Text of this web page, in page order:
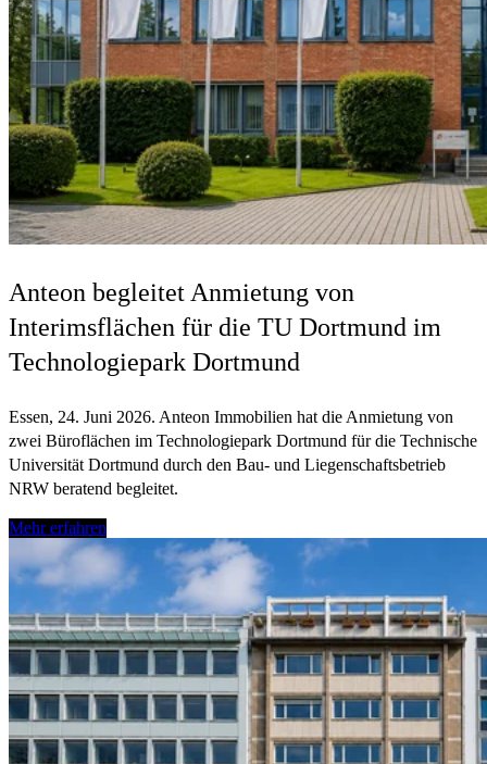
Anteon begleitet Anmietung von
Interimsflächen für die TU Dortmund im
Technologiepark Dortmund
Essen, 24. Juni 2026. Anteon Immobilien hat die Anmietung von
zwei Büroflächen im Technologiepark Dortmund für die Technische
Universität Dortmund durch den Bau- und Liegenschaftsbetrieb
NRW beratend begleitet.
Mehr erfahren